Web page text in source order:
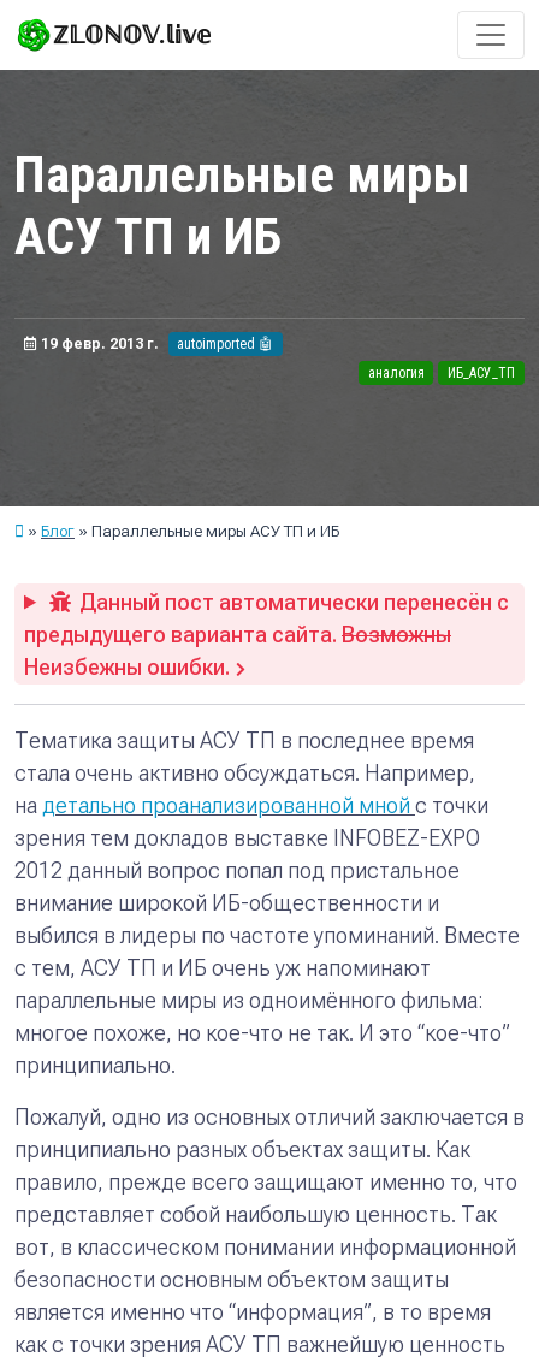
ℤ𝕃𝕆ℕ𝕆𝕍.𝕝𝕚𝕧𝕖
Параллельные миры
АСУ ТП и ИБ
19 февр. 2013 г.
autoimported 🤖
аналогия
ИБ_АСУ_ТП
Блог Параллельные миры АСУ ТП и ИБ
Данный пост автоматически перенесён с
предыдущего варианта сайта. Возможны
Неизбежны ошибки.
Тематика защиты АСУ ТП в последнее время
стала очень активно обсуждаться. Например,
на детально проанализированной мной с точки
зрения тем докладов выставке INFOBEZ-EXPO
2012 данный вопрос попал под пристальное
внимание широкой ИБ-общественности и
выбился в лидеры по частоте упоминаний. Вместе
с тем, АСУ ТП и ИБ очень уж напоминают
параллельные миры из одноимённого фильма:
многое похоже, но кое-что не так. И это “кое-что”
принципиально.
Пожалуй, одно из основных отличий заключается в
принципиально разных объектах защиты. Как
правило, прежде всего защищают именно то, что
представляет собой наибольшую ценность. Так
вот, в классическом понимании информационной
безопасности основным объектом защиты
является именно что “информация”, в то время
как с точки зрения АСУ ТП важнейшую ценность